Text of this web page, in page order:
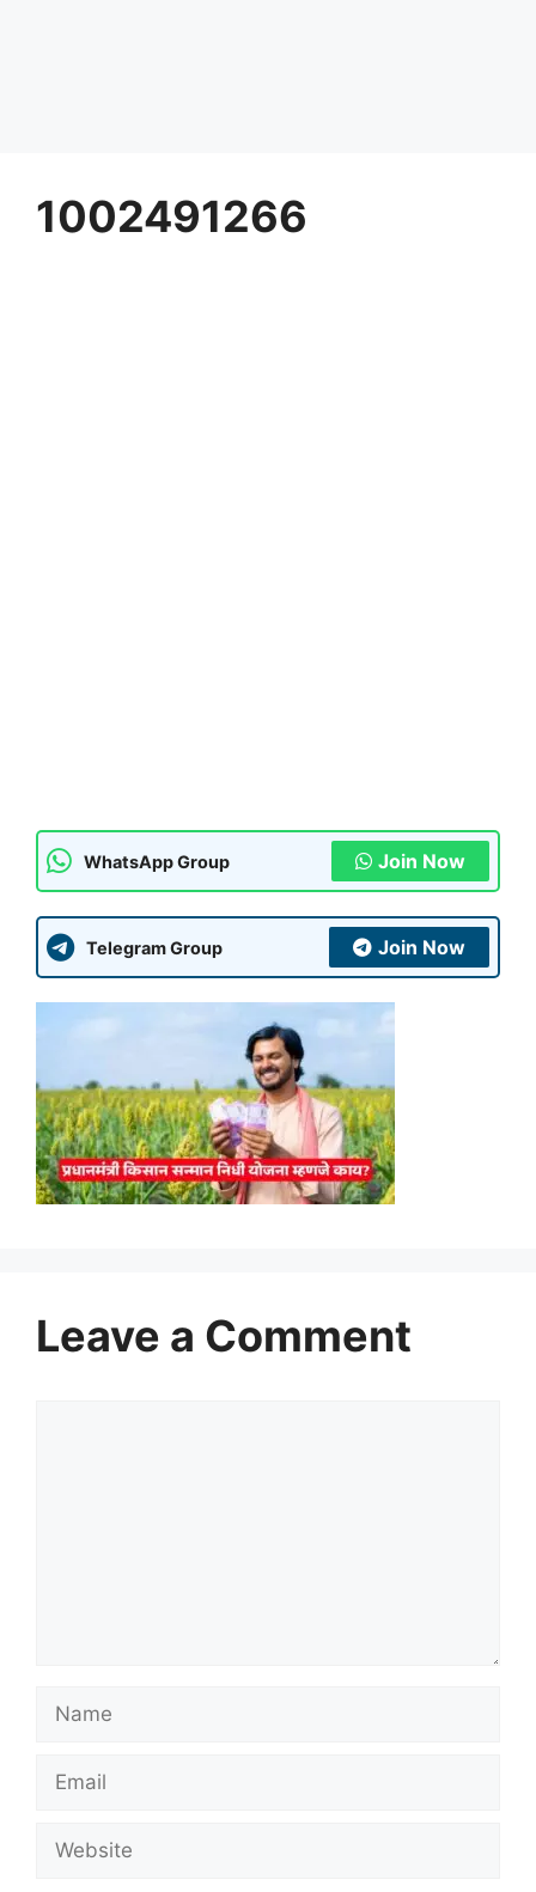
1002491266
WhatsApp Group Join Now
Telegram Group Join Now
Leave a Comment
Name
Email
Website